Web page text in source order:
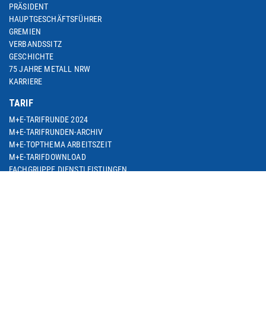
PRÄSIDENT
HAUPTGESCHÄFTSFÜHRER
GREMIEN
VERBANDSSITZ
GESCHICHTE
75 JAHRE METALL NRW
KARRIERE
TARIF
M+E-TARIFRUNDE 2024
M+E-TARIFRUNDEN-ARCHIV
M+E-TOPTHEMA ARBEITSZEIT
M+E-TARIFDOWNLOAD
FACHGRUPPE DIENSTLEISTUNGEN